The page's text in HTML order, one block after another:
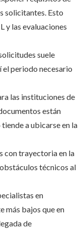
solicitantes. Esto
y las evaluaciones
suele
periodo necesario
las instituciones de
están
a ubicarse en la
con trayectoria en la
técnicos al
en
más bajos que en
de